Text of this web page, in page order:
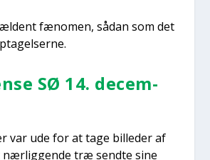
fæno­men, sådan som det
SØ 14. decem­
var ude for at tage bil­le­der af
nær­lig­gen­de træ send­te sine